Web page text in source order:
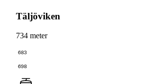
Täljöviken
734 meter
683
698